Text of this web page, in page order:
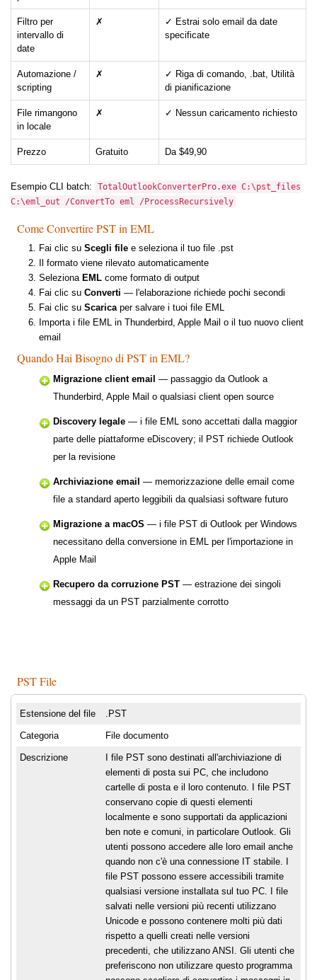
Filtro per
intervallo di
date
✗
✓ Estrai solo email da date
specificate
Automazione /
scripting
✗
✓ Riga di comando, .bat, Utilità
di pianificazione
File rimangono
in locale
✗ ✓ Nessun caricamento richiesto
Prezzo Gratuito Da $49,90
Esempio CLI batch:
TotalOutlookConverterPro.exe C:\pst_files
C:\eml_out /ConvertTo eml /ProcessRecursively
Come Convertire PST in EML
Fai clic su Scegli file e seleziona il tuo file .pst
Il formato viene rilevato automaticamente
Seleziona EML come formato di output
Fai clic su Converti — l'elaborazione richiede pochi secondi
Fai clic su Scarica per salvare i tuoi file EML
Importa i file EML in Thunderbird, Apple Mail o il tuo nuovo client
email
Quando Hai Bisogno di PST in EML?
Migrazione client email — passaggio da Outlook a
Thunderbird, Apple Mail o qualsiasi client open source
Discovery legale — i file EML sono accettati dalla maggior
parte delle piattaforme eDiscovery; il PST richiede Outlook
per la revisione
Archiviazione email — memorizzazione delle email come
file a standard aperto leggibili da qualsiasi software futuro
Migrazione a macOS — i file PST di Outlook per Windows
necessitano della conversione in EML per l'importazione in
Apple Mail
Recupero da corruzione PST — estrazione dei singoli
messaggi da un PST parzialmente corrotto
PST File
Estensione del file .PST
Categoria File documento
Descrizione
I file PST sono destinati all'archiviazione di
elementi di posta sui PC, che includono
cartelle di posta e il loro contenuto. I file PST
conservano copie di questi elementi
localmente e sono supportati da applicazioni
ben note e comuni, in particolare Outlook. Gli
utenti possono accedere alle loro email anche
quando non c'è una connessione IT stabile. I
file PST possono essere accessibili tramite
qualsiasi versione installata sul tuo PC. I file
salvati nelle versioni più recenti utilizzano
Unicode e possono contenere molti più dati
rispetto a quelli creati nelle versioni
precedenti, che utilizzano ANSI. Gli utenti che
preferiscono non utilizzare questo programma